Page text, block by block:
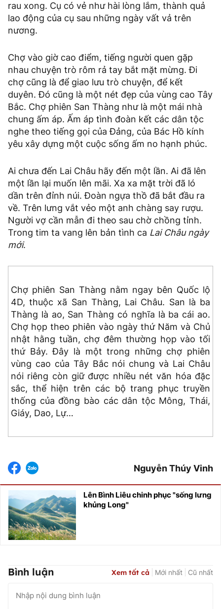
rau xong. Cụ có vẻ như hài lòng lắm, thành quả
lao động của cụ sau những ngày vất vả trên
nương.
Chợ vào giờ cao điểm, tiếng người quen gặp
nhau chuyện trò rôm rả tay bắt mặt mừng. Đi
chợ cũng là để giao lưu trò chuyện, để kết
duyên. Đó cũng là một nét đẹp của vùng cao Tây
Bắc. Chợ phiên San Thàng như là một mái nhà
chung ấm áp. Ấm áp tình đoàn kết các dân tộc
nghe theo tiếng gọi của Đảng, của Bác Hồ kính
yêu xây dựng một cuộc sống ấm no hạnh phúc.
Ai chưa đến Lai Châu hãy đến một lần. Ai đã lên
một lần lại muốn lên mãi. Xa xa mặt trời đã ló
dần trên đỉnh núi. Đoàn ngựa thồ đã bắt đầu ra
về. Trên lưng vắt vẻo một anh chàng say rượu.
Người vợ cần mẫn đi theo sau chờ chồng tỉnh.
Trong tim ta vang lên bản tình ca Lai Châu ngày
mới.
Chợ phiên San Thàng nằm ngay bên Quốc lộ
4D, thuộc xã San Thàng, Lai Châu. San là ba
Thàng là ao, San Thàng có nghĩa là ba cái ao.
Chợ họp theo phiên vào ngày thứ Năm và Chủ
nhật hằng tuần, chợ đêm thường họp vào tối
thứ Bảy. Đây là một trong những chợ phiên
vùng cao của Tây Bắc nói chung và Lai Châu
nói riêng còn giữ được nhiều nét văn hóa đặc
sắc, thể hiện trên các bộ trang phục truyền
thống của đồng bào các dân tộc Mông, Thái,
Giáy, Dao, Lự…
Nguyễn Thúy Vinh
Lên Bình Liêu chinh phục "sống lưng
khủng Long"
Bình luận Xem tất cả Mới nhất Cũ nhất